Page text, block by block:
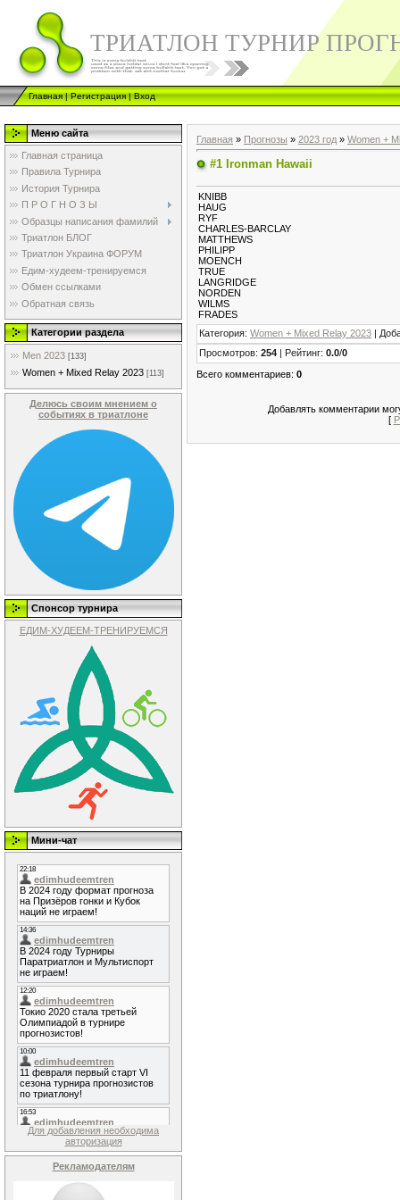
ТРИАТЛОН ТУРНИР
Главная|Регистрация|Вход
Меню сайта
Главная страница
Правила Турнира
История Турнира
П Р О Г Н О З Ы
Образцы написания фамилий
Триатлон БЛОГ
Триатлон Украина ФОРУМ
Едим-худеем-тренируемся
Обмен ссылками
Обратная связь
Категории раздела
Men 2023 [133]
Women + Mixed Relay 2023 [113]
Делюсь своим мнением о
событиях в триатлоне
Спонсор турнира
ЕДИМ-ХУДЕЕМ-ТРЕНИРУЕМСЯ
Мини-чат
Для добавления необходима
авторизация
Рекламодателям
Главная » Прогнозы » 2023 год » Women +
#1 Ironman Hawaii
KNIBB
HAUG
RYF
CHARLES-BARCLAY
MATTHEWS
PHILIPP
MOENCH
TRUE
LANGRIDGE
NORDEN
WILMS
FRADES
Категория: Women + Mixed Relay 2023 |
Просмотров: 254 | Рейтинг: 0.0/0
Всего комментариев: 0
Добавлять комментарии
[